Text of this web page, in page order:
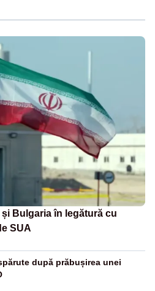
și Bulgaria în legătură cu
SUA
după prăbușirea unei